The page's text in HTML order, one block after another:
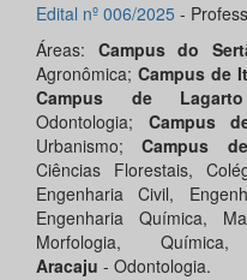
Edital nº 006/2025 -
Áreas: Campus do
Agronômica; Campus de
Campus de
Odontologia; Campus
Urbanismo;Campus
Ciências Florestais,
Engenharia Civil,
Engenharia Química,
Morfologia,
Aracaju - Odontologia.